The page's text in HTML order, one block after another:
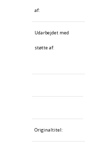
af:
Udarbejdet med
støtte af:
Originaltitel: